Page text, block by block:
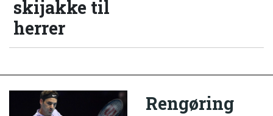
skijakke til
herrer
Rengøring